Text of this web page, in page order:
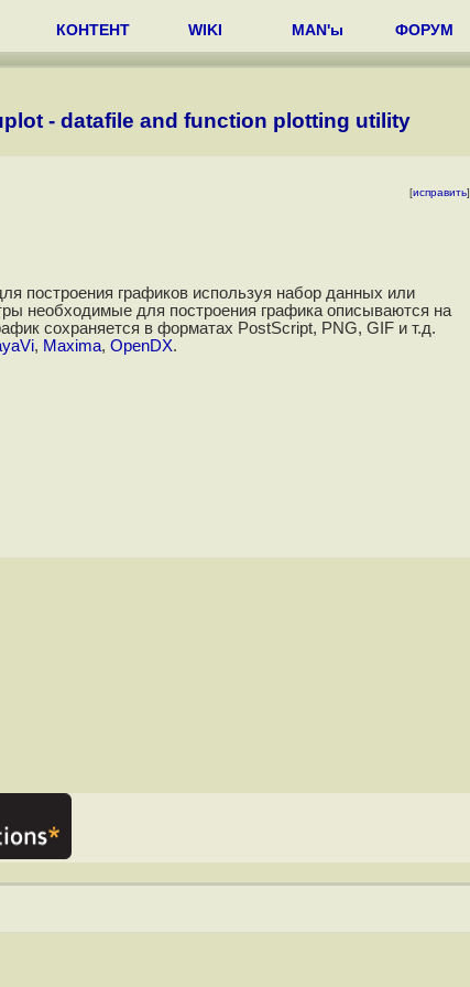
КОНТЕНТ WIKI MAN'ы ФОРУМ
- datafile and function plotting utility
[исправить]
построения графиков используя набор данных или
необходимые для построения графика описываются на
сохраняется в форматах PostScript, PNG, GIF и т.д.
, Maxima,OpenDX.